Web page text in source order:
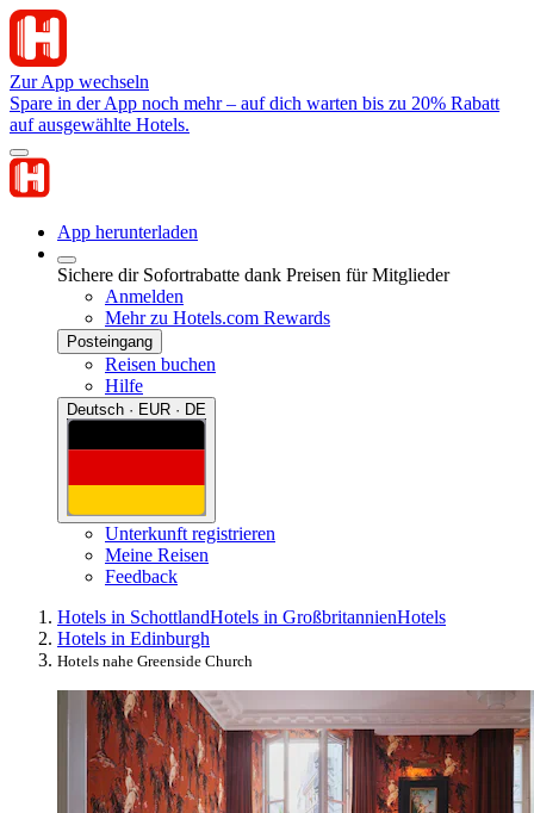
Zur App wechseln
Spare in der App noch mehr – auf dich warten bis zu 20% Rabatt
auf ausgewählte Hotels.
App herunterladen
Sichere dir Sofortrabatte dank Preisen für Mitglieder
Anmelden
Mehr zu Hotels.com Rewards
Posteingang
Reisen buchen
Hilfe
Deutsch · EUR · DE
Unterkunft registrieren
Meine Reisen
Feedback
Hotels in SchottlandHotels in GroßbritannienHotels
Hotels in Edinburgh
Hotels nahe Greenside Church